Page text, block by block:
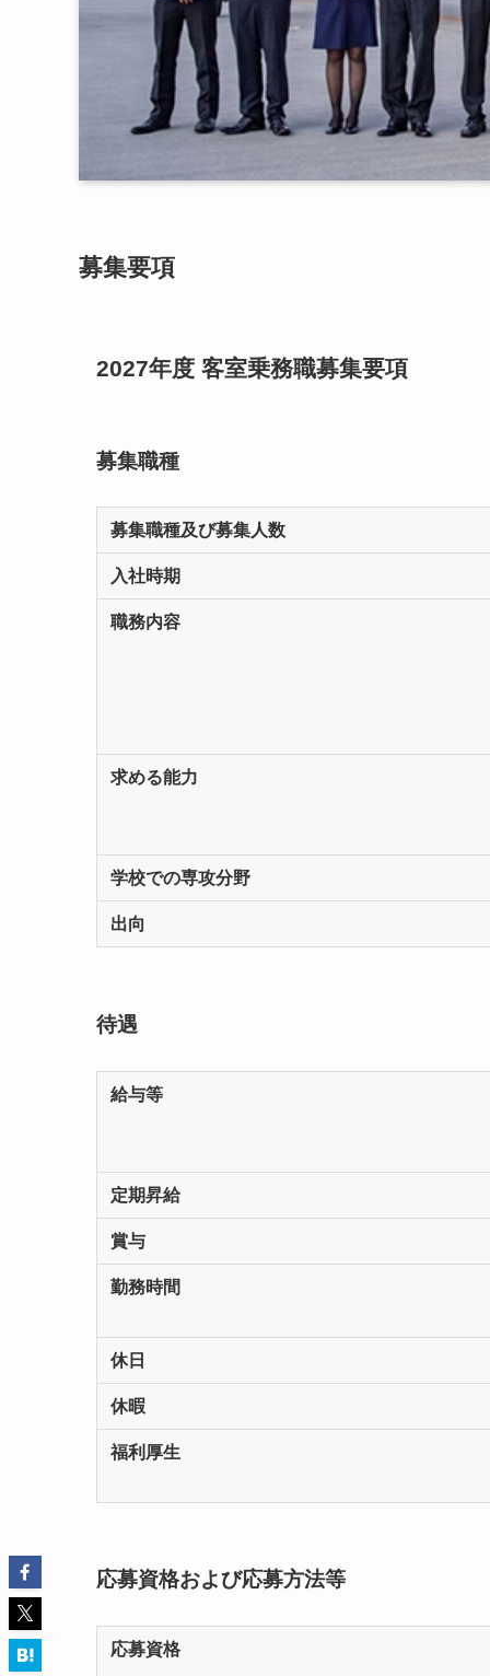
募集要項
2027年度 客室乗務職募集要項
募集職種
募集職種及び募集人数
入社時期
職務内容
求める能力
学校での専攻分野
出向
待遇
給与等
定期昇給
賞与
勤務時間
休日
休暇
福利厚生
応募資格および応募方法等
応募資格